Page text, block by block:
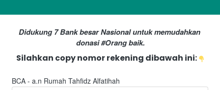
Didukung 7 Bank besar Nasional untuk memudahkan
donasi #Orang baik.
Silahkan copy nomor rekening dibawah ini:
BCA - a.n Rumah Tahfidz Alfatihah